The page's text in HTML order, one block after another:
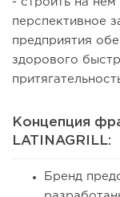
- строить на нем
перспективное
предприятия
здорового
Концепция
LATINAGRILL:
Бренд